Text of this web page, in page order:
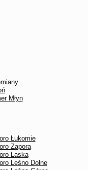
Młyn
Łukomie
Zapora
Laska
Leśno Dolne